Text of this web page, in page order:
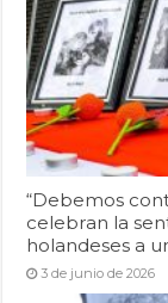
“Debemos
celebran la
holandeses a
3 de junio de 2026